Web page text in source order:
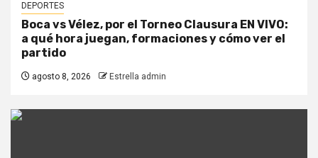
DEPORTES
Boca vs Vélez, por el Torneo Clausura EN VIVO:
a qué hora juegan, formaciones y cómo ver el
partido
agosto 8, 2026 Estrella admin